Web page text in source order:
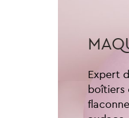
Expert
boîtiers